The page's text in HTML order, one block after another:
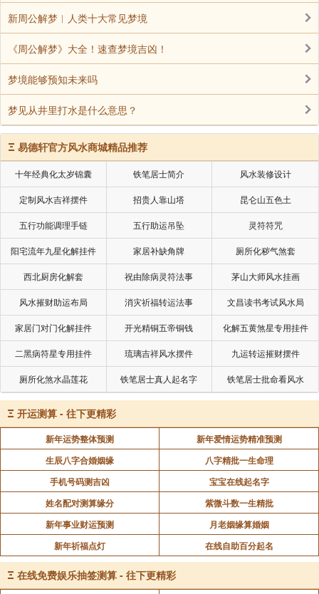
新周公解梦︱人类十大常见梦境
《周公解梦》大全！速查梦境吉凶！
梦境能够预知未来吗
梦见从井里打水是什么意思？
Ξ 易德轩官方风水商城精品推荐
十年经典化太岁锦囊 铁笔居士简介 风水装修设计
定制风水吉祥摆件 招贵人靠山塔 昆仑山五色土
五行功能调理手链 五行助运吊坠 灵符符咒
阳宅流年九星化解挂件 家居补缺角牌 厕所化秽气煞套
西北厨房化解套 祝由除病灵符法事 茅山大师风水挂画
风水摧财助运布局 消灾祈福转运法事 文昌读书考试风水局
家居门对门化解挂件 开光精铜五帝铜钱 化解五黄煞星专用挂件
二黑病符星专用挂件 琉璃吉祥风水摆件 九运转运摧财摆件
厕所化煞水晶莲花 铁笔居士真人起名字 铁笔居士批命看风水
Ξ 开运测算 - 往下更精彩
新年运势整体预测
新年爱情运势精准预测
生辰八字合婚姻缘
八字精批一生命理
手机号码测吉凶
宝宝在线起名字
姓名配对测算缘分
紫微斗数一生精批
新年事业财运预测
月老姻缘算婚姻
新年祈福点灯
在线自助百分起名
Ξ 在线免费娱乐抽签测算 - 往下更精彩